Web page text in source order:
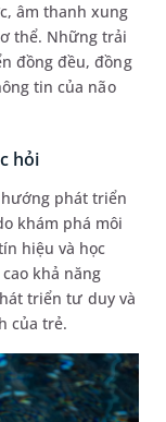
âm thanh xung
thể. Những trải
đồng đều, đồng
tin của não
hỏi
phát triển
khám phá môi
hiệu và học
khả năng
triển tư duy và
của trẻ.